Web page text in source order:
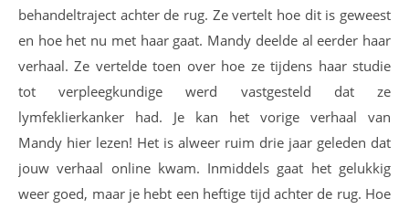
behandeltraject achter de rug. Ze vertelt hoe dit is geweest
en hoe het nu met haar gaat. Mandy deelde al eerder haar
verhaal. Ze vertelde toen over hoe ze tijdens haar studie
tot verpleegkundige werd vastgesteld dat ze
lymfeklierkanker had. Je kan het vorige verhaal van
Mandy hier lezen! Het is alweer ruim drie jaar geleden dat
jouw verhaal online kwam. Inmiddels gaat het gelukkig
weer goed, maar je hebt een heftige tijd achter de rug. Hoe